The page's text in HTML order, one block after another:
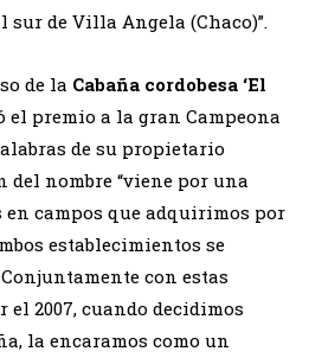
de Villa Angela (Chaco)”.
de la Cabaña cordobesa ‘El
el premio a la gran Campeona
de su propietario
del nombre “viene por una
campos que adquirimos por
establecimientos se
con estas
2007, cuando decidimos
la encaramos como un